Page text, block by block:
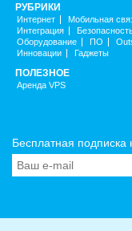
РУБРИКИ
Интернет Мобильная
Интеграция
Оборудование
ПО
Инновации
Гаджеты
ПОЛЕЗНОЕ
Аренда VPS
Бесплатная подписка